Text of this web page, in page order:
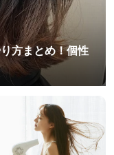
方まとめ！個性